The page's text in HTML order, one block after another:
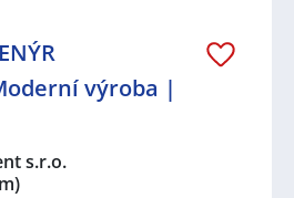
výroba |
s.r.o.